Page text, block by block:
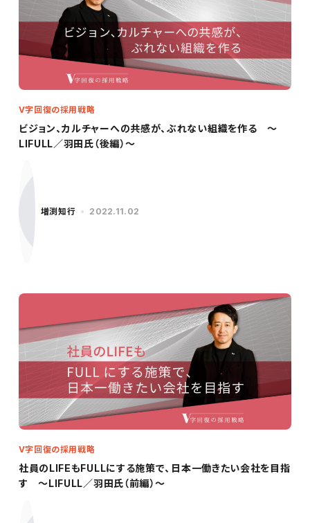
ビジョン、カルチャーへの共感が、ぶれない組織を作る ～
LIFULL／羽田氏（後編）〜
V字回復の採用戦略
増渕知行 2022.11.02
社員のLIFEもFULLにする施策で、日本一働きたい会社を目指
す 〜LIFULL／羽田氏（前編）〜
V字回復の採用戦略